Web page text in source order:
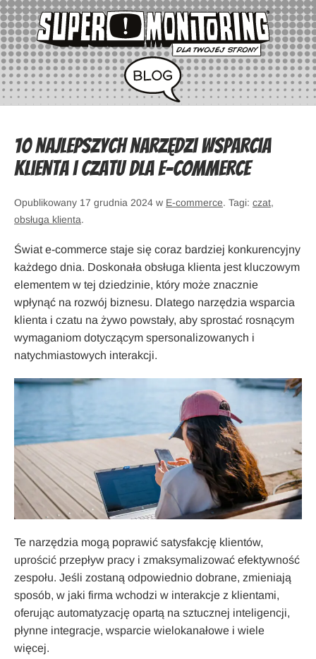
10 najlepszych narzędzi wsparcia
klienta i czatu dla e-commerce
Opublikowany 17 grudnia 2024 w E-commerce. Tagi: czat,
obsługa klienta.
Świat e-commerce staje się coraz bardziej konkurencyjny
każdego dnia. Doskonała obsługa klienta jest kluczowym
elementem w tej dziedzinie, który może znacznie
wpłynąć na rozwój biznesu. Dlatego narzędzia wsparcia
klienta i czatu na żywo powstały, aby sprostać rosnącym
wymaganiom dotyczącym spersonalizowanych i
natychmiastowych interakcji.
Te narzędzia mogą poprawić satysfakcję klientów,
uprościć przepływ pracy i zmaksymalizować efektywność
zespołu. Jeśli zostaną odpowiednio dobrane, zmieniają
sposób, w jaki firma wchodzi w interakcje z klientami,
oferując automatyzację opartą na sztucznej inteligencji,
płynne integracje, wsparcie wielokanałowe i wiele
więcej.